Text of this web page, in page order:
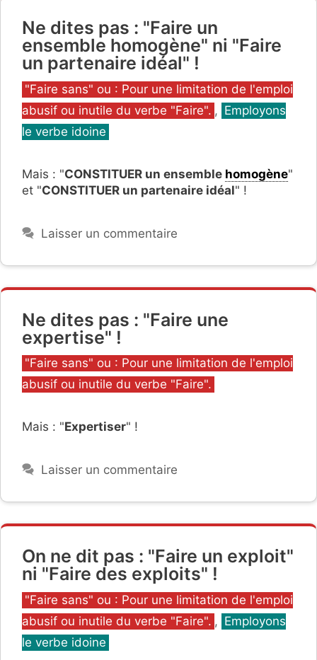
Ne dites pas : "Faire un
ensemble homogène" ni "Faire
un partenaire idéal" !
Catégories
"Faire sans" ou : Pour une limitation de l'emploi
abusif ou inutile du verbe "Faire". , Employons
le verbe idoine
Mais : "CONSTITUER un ensemble homogène"
et "CONSTITUER un partenaire idéal" !
Laisser un commentaire
Ne dites pas : "Faire une
expertise" !
Catégories
"Faire sans" ou : Pour une limitation de l'emploi
abusif ou inutile du verbe "Faire".
Mais : "Expertiser" !
Laisser un commentaire
On ne dit pas : "Faire un exploit"
ni "Faire des exploits" !
Catégories
"Faire sans" ou : Pour une limitation de l'emploi
abusif ou inutile du verbe "Faire". , Employons
le verbe idoine